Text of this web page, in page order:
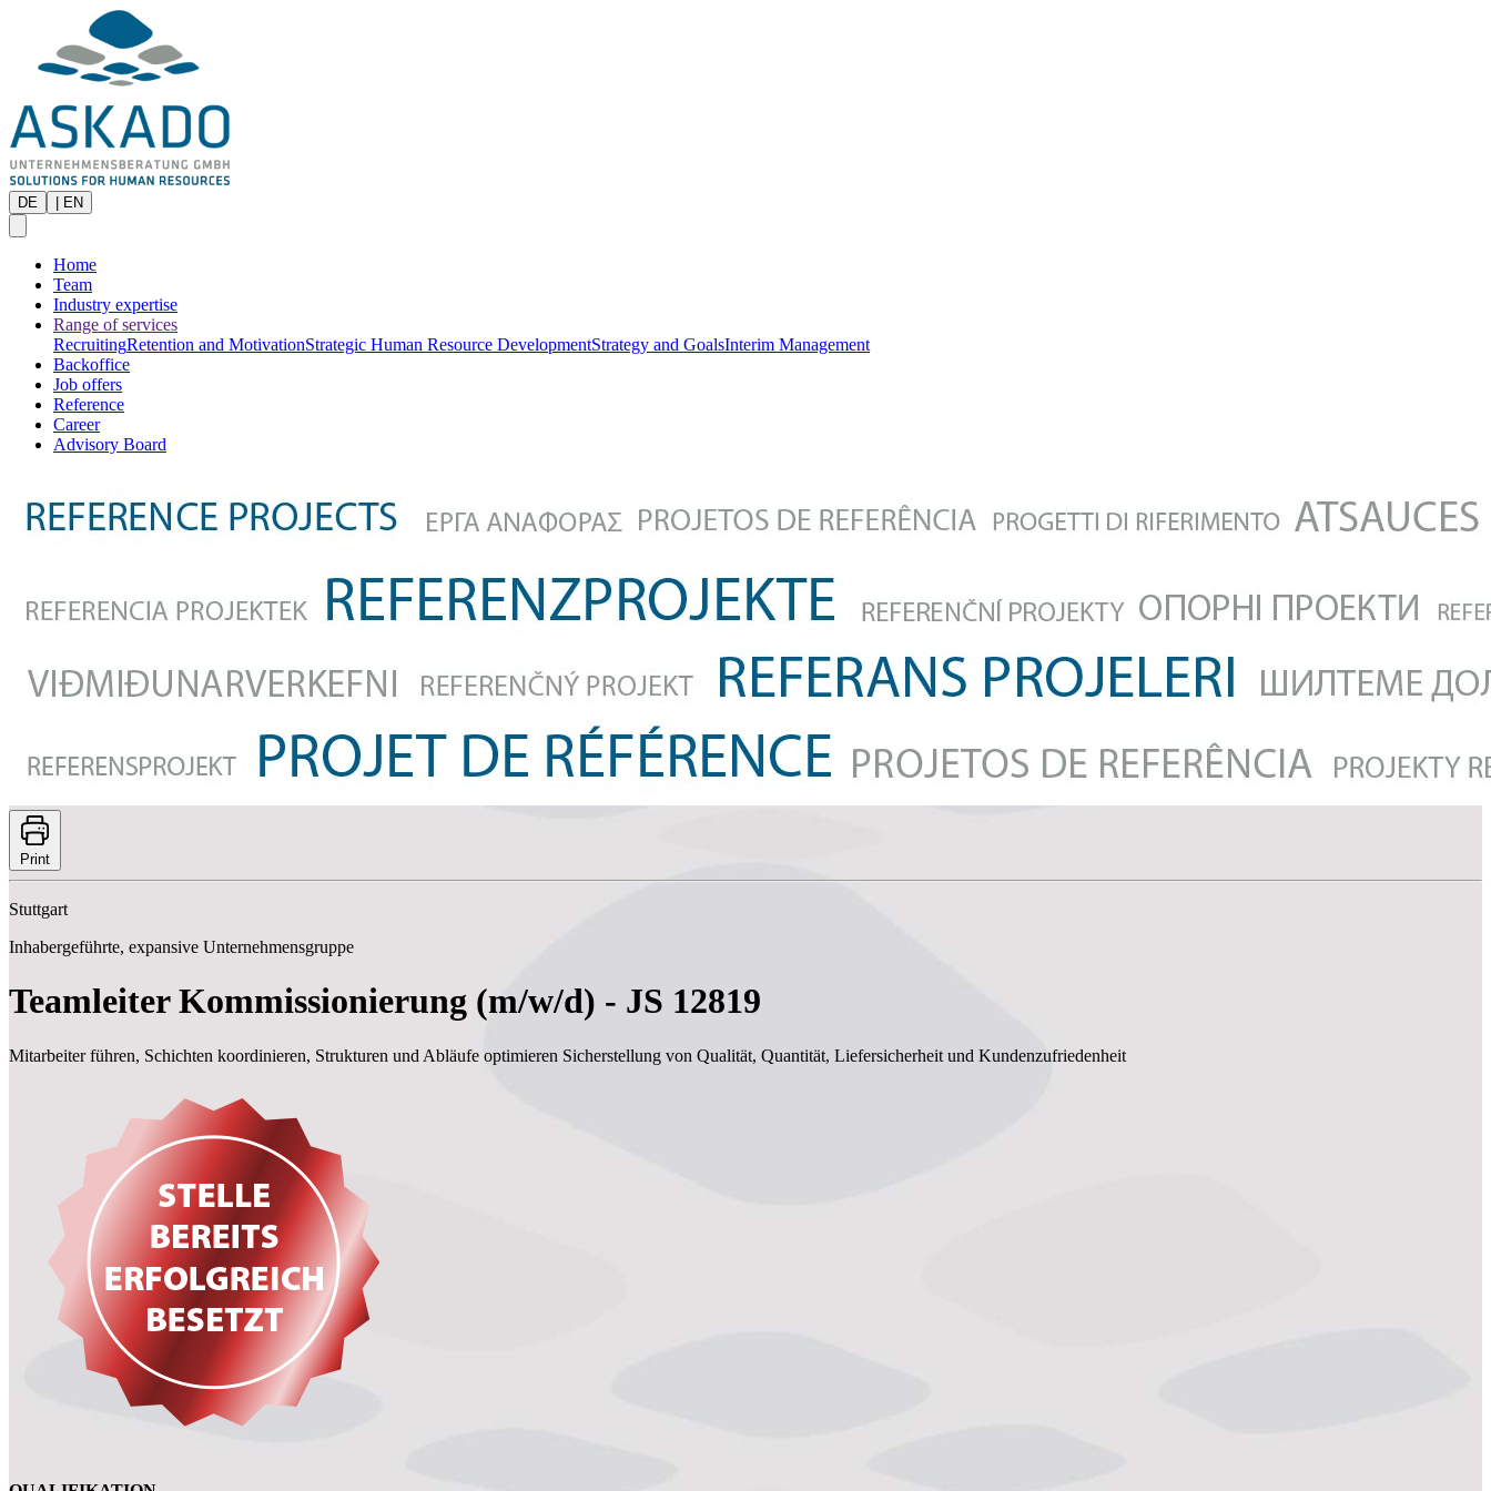
DE EN
Home
Team
Industry expertise
Range of services
RecruitingRetention and MotivationStrategic Human Resource DevelopmentStrategy and GoalsInterim Management
Backoffice
Job offers
Reference
Career
Advisory Board
Print
Stuttgart
Inhabergeführte, expansive Unternehmensgruppe
Teamleiter Kommissionierung (m/w/d) - JS 12819
Mitarbeiter führen, Schichten koordinieren, Strukturen und Abläufe optimieren Sicherstellung von Qualität, Quantität, Liefersicherheit und Kundenzufriedenheit